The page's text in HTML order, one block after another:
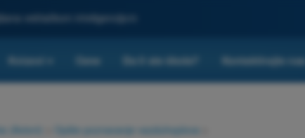
veštačkom inteligencijom
Kvizovi Cene Da li ste škola? Kontaktirajte nas
(Avioni) Opšte poznavanje vazduhoplova